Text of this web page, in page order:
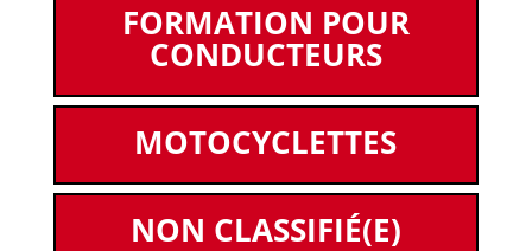
FORMATION POUR
CONDUCTEURS
MOTOCYCLETTES
NON CLASSIFIÉ(E)